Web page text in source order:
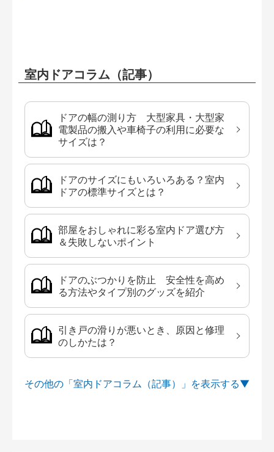
室内ドアコラム（記事）
ドアの幅の測り方 大型家具・大型家
電製品の搬入や車椅子の利用に必要な
サイズは？
ドアのサイズにもいろいろある？室内
ドアの標準サイズとは？
部屋をおしゃれに彩る室内ドア選び方
＆失敗しないポイント
ドアのぶつかりを防止 安全性を高め
る方法やタイプ別のグッズを紹介
引き戸の滑りが悪いとき、原因と修理
のしかたは？
その他の「室内ドアコラム（記事）」を